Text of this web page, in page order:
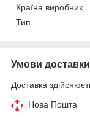
Країна виробник
Тип
Умови доставки
Доставка
Нова Пошта